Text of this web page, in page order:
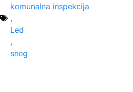
komunalna inspekcija
,
Led
,
sneg